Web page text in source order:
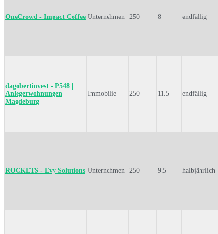
OneCrowd - Impact Coffee Unternehmen 250 8 endfällig
dagobertinvest - P548 |
Anlegerwohnungen
Magdeburg
Immobilie 250 11.5 endfällig
ROCKETS - Evy Solutions Unternehmen 250 9.5 halbjährlich